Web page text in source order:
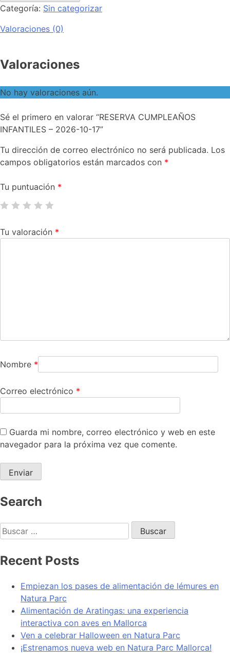
Categoría: Sin categorizar
Valoraciones (0)
Valoraciones
No hay valoraciones aún.
Sé el primero en valorar “RESERVA CUMPLEAÑOS
INFANTILES – 2026-10-17”
Tu dirección de correo electrónico no será publicada. Los
campos obligatorios están marcados con *
Tu puntuación *
Tu valoración *
Nombre *
Correo electrónico *
Guarda mi nombre, correo electrónico y web en este
navegador para la próxima vez que comente.
Search
Recent Posts
Empiezan los pases de alimentación de lémures en
Natura Parc
Alimentación de Aratingas: una experiencia
interactiva con aves en Mallorca
Ven a celebrar Halloween en Natura Parc
¡Estrenamos nueva web en Natura Parc Mallorca!